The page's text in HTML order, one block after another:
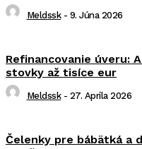
Meldssk - 9. Júna 2026
Refinancovanie úveru:
stovky až tisíce eur
Meldssk - 27. Apríla 2026
Čelenky pre bábätká a